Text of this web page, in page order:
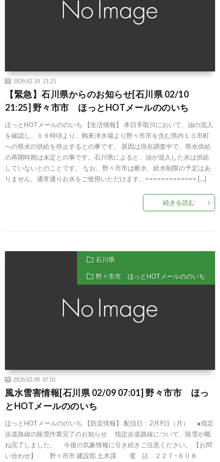
2026.02.10 21:25
【緊急】石川県からのお知らせ[石川県 02/10
21:25] 野々市市 ほっとHOTメールののいち
ほっとHOTメールののいち 【生活情報】 本日手取川において、油の混入
を確認し、１９時頃より、鶴来浄水場より野々市市を含む県内１３市町
への県水の供給を停止するとの事です。 原因は現在調査中で、県水供給
の再開時期は未定との事です。石川県によると、油が混入した水は供給
していないとのことです。 なお、野々市市は断水、給水制限の予定はあ
りません。通常通りお水をご使用いただけます。============= […]
続きを読む
石川県
野々市市 ほっとHOTメールののいち
2026.02.09 07:01
風水雪害情報[石川県 02/09 07:01] 野々市市 ほっ
とHOTメールののいち
ほっとHOTメールののいち 【防災情報】 配信日：2月9日（月） ●指定
歩道路線の除雪作業完了のお知らせ 指定歩道路線について、除雪が概
ね完了しました。 今後の気象情報に引き続きご注意ください。 【お問
い合わせ】 野々市市 建設部 土木課 電 話 ２２７−６０８